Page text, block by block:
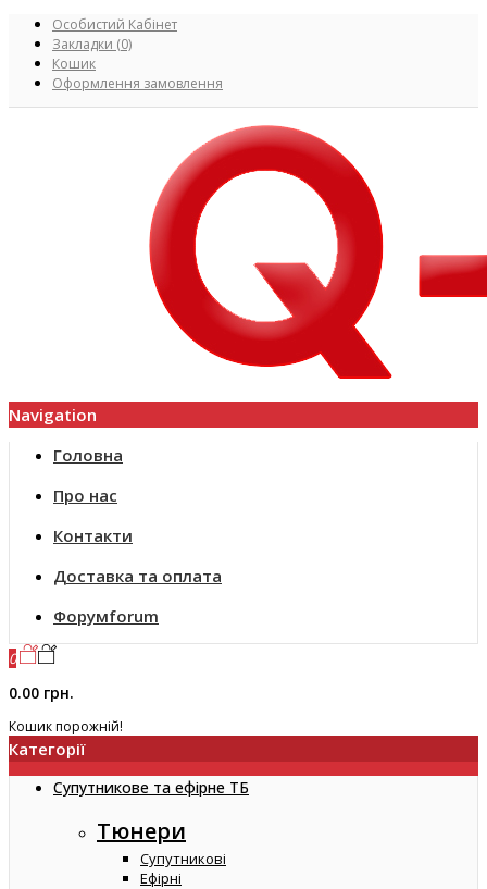
Особистий Кабінет
Закладки (0)
Кошик
Оформлення замовлення
Navigation
Головна
Про нас
Контакти
Доставка та оплата
Форумforum
0
0.00 грн.
Кошик порожній!
Категорії
Супутникове та ефірне ТБ
Тюнери
Супутникові
Ефірні